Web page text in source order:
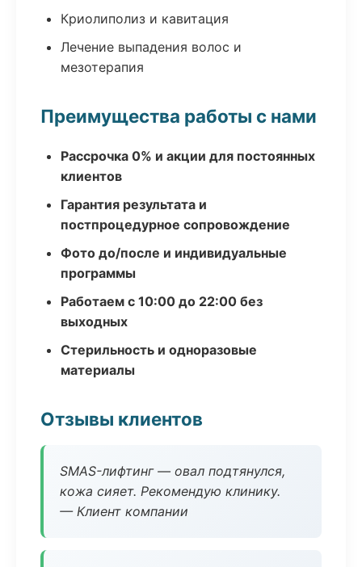
Криолиполиз и кавитация
Лечение выпадения волос и
мезотерапия
Преимущества работы с нами
Рассрочка 0% и акции для постоянных
клиентов
Гарантия результата и
постпроцедурное сопровождение
Фото до/после и индивидуальные
программы
Работаем с 10:00 до 22:00 без
выходных
Стерильность и одноразовые
материалы
Отзывы клиентов
SMAS-лифтинг — овал подтянулся,
кожа сияет. Рекомендую клинику.
— Клиент компании